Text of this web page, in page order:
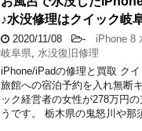
♪水没修理はクイック岐
2020/11/08 - iPhone 8
岐阜県, 水没復旧修理
iPhone/iPadの修理と買取 ク
旅館への宿泊予約を入れ無断
ック経営者の女性が278万円
うです。 栃木県の鬼怒川や